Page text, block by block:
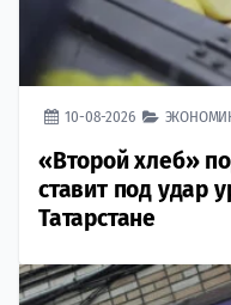
10-08-2026
«Второй хлеб»
ставит под удар
Татарстане